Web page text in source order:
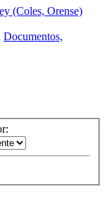
(Coles, Orense)
Documentos,